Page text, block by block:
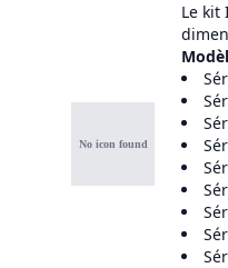
Le kit